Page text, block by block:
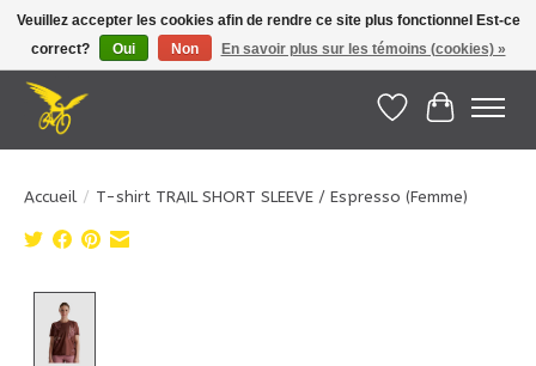
Le Pédalier | Îles de la Madeleine |info@lepedalier.com| 1-418-986-2965
Liste dePanier
Accueil / T-shirt TRAIL SHORT SLEEVE / Espresso (Femme)
Veuillez accepter les cookies afin de rendre ce site plus fonctionnel Est-ce
correct?
Oui Non En savoir plus sur les témoins (cookies) »